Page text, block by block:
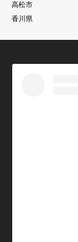
高松市
香川県